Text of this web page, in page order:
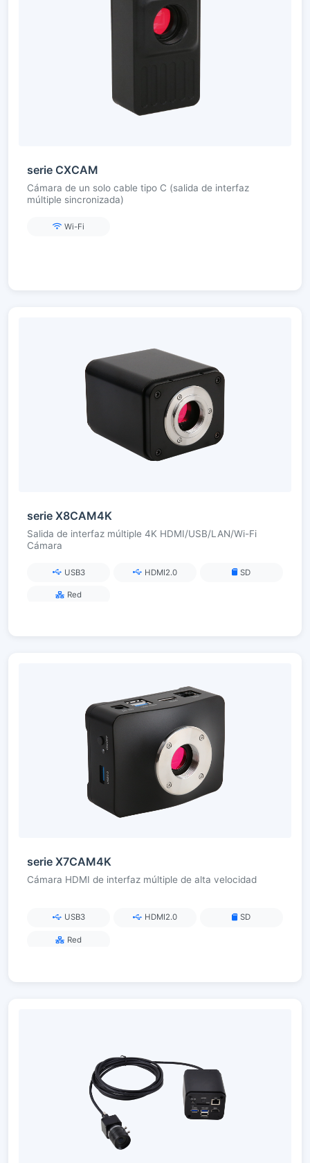
serie CXCAM
Cámara de un solo cable tipo C (salida de interfaz
múltiple sincronizada)
Wi-Fi
serie X8CAM4K
Salida de interfaz múltiple 4K HDMI/USB/LAN/Wi-Fi
Cámara
USB3 HDMI2.0 SD
Red
serie X7CAM4K
Cámara HDMI de interfaz múltiple de alta velocidad
USB3 HDMI2.0 SD
Red